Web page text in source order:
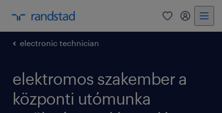
0 my
electronic technician
elektromos szakember a
központi utómunka